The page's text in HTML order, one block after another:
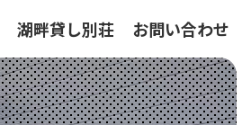
湖畔貸し別荘 お問い合わせ